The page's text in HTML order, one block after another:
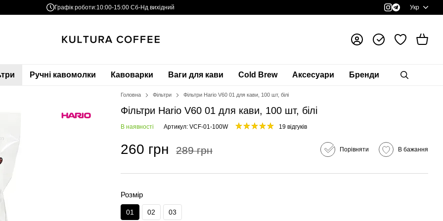
Графік роботи:10:00-15:00 Сб-Нд вихідний Укр
Ручні кавомолки Кавоварки Ваги для кави Cold Brew Аксесуари Бренди
Головна Фільтри Фільтри Hario V60 01 для кави, 100 шт, білі
Фільтри Hario V60 01 для кави, 100 шт, білі
В наявності Артикул: VCF-01-100W 19 відгуків
260 грн 289 грн Порівняти В бажання
Розмір
01 02 03